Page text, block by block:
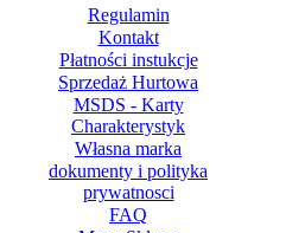
Regulamin
Kontakt
Płatności instukcje
Sprzedaż Hurtowa
MSDS - Karty
Charakterystyk
Własna marka
dokumenty i polityka
prywatnosci
FAQ